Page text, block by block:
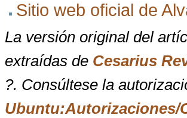
Sitio web oficial de
La versión original del
extraídas de Cesarius
?. Consúltese la
Ubuntu:Autorizaciones/